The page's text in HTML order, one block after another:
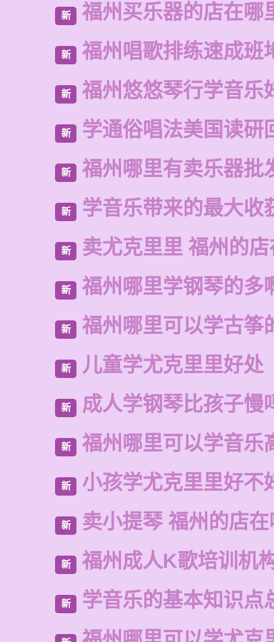
新 福州买乐器的店在哪
新 福州唱歌排练速成班
新 福州悠悠琴行学音乐
新 学通俗唱法美国读研
新 福州哪里有卖乐器批
新 学音乐带来的最大收
新 卖尤克里里 福州的
新 福州哪里学钢琴的多
新 福州哪里可以学古筝
新 儿童学尤克里里好处
新 成人学钢琴比孩子慢
新 福州哪里可以学音乐
新 小孩学尤克里里好不
新 卖小提琴 福州的店
新 福州成人K歌培训机
新 学音乐的基本知识点